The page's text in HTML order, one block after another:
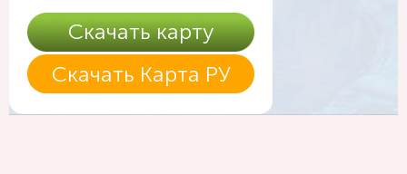
Скачать карту
Скачать Карта РУ